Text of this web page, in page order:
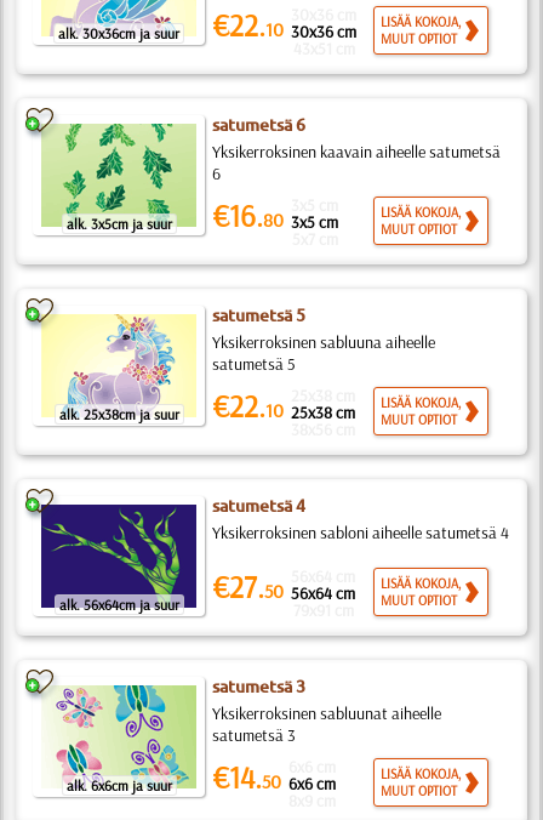
alk. 30x36cm ja suur €22.10 30x36 cm
LISÄÄ KOKOJA,
MUUT OPTIOT
alk. 3x5cm ja suur
satumetsä 6
Yksikerroksinen kaavain aiheelle satumetsä
6
€16.80 3x5 cm
LISÄÄ KOKOJA,
MUUT OPTIOT
alk. 25x38cm ja suur
satumetsä 5
Yksikerroksinen sabluuna aiheelle
satumetsä 5
€22.10 25x38 cm
LISÄÄ KOKOJA,
MUUT OPTIOT
alk. 56x64cm ja suur
satumetsä 4
Yksikerroksinen sabloni aiheelle satumetsä 4
€27.50 56x64 cm
LISÄÄ KOKOJA,
MUUT OPTIOT
alk. 6x6cm ja suur
satumetsä 3
Yksikerroksinen sabluunat aiheelle
satumetsä 3
€14.50 6x6 cm
LISÄÄ KOKOJA,
MUUT OPTIOT